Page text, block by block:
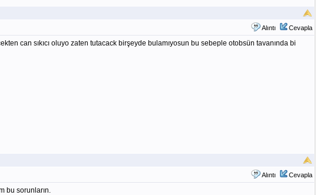
Alıntı Cevapla
can sıkıcı oluyo zaten tutacack birşeyde bulamıyosun bu sebeple otobsün tavanında bi
Alıntı Cevapla
bu sorunların.